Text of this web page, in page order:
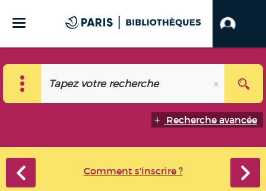
Recherche avancée
Comment s'inscrire ?